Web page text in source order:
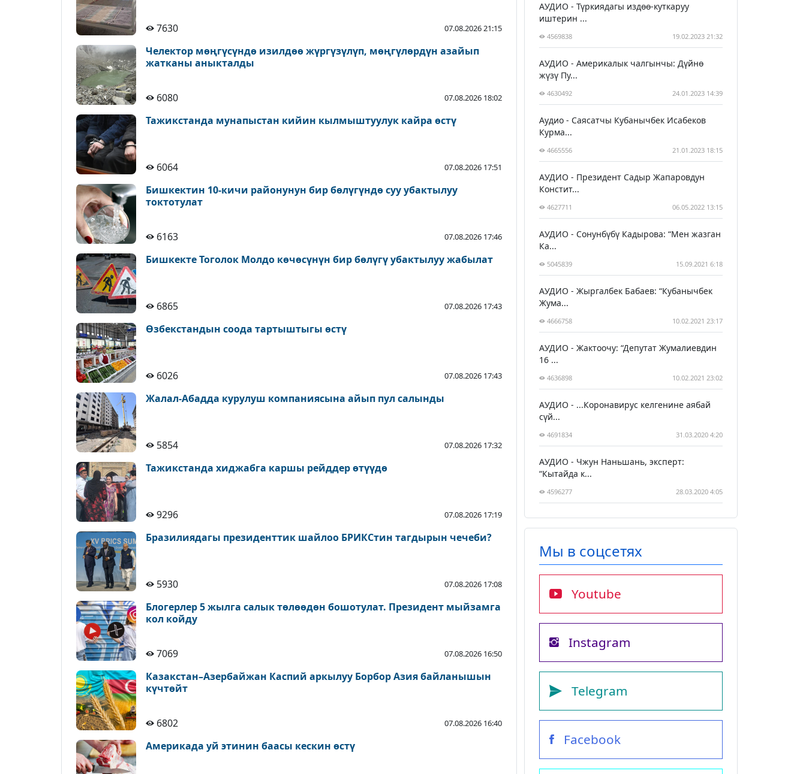
7630 07.08.2026 21:15
Челектор мөңгүсүндө изилдөө жүргүзүлүп, мөңгүлөрдүн азайып
жатканы аныкталды
6080 07.08.2026 18:02
Тажикстанда мунапыстан кийин кылмыштуулук кайра өстү
6064 07.08.2026 17:51
Бишкектин 10-кичи районунун бир бөлүгүндө суу убактылуу
токтотулат
6163 07.08.2026 17:46
Бишкекте Тоголок Молдо көчөсүнүн бир бөлүгү убактылуу жабылат
6865 07.08.2026 17:43
Өзбекстандын соода тартыштыгы өстү
6026 07.08.2026 17:43
Жалал-Абадда курулуш компаниясына айып пул салынды
5854 07.08.2026 17:32
Тажикстанда хиджабга каршы рейддер өтүүдө
9296 07.08.2026 17:19
Бразилиядагы президенттик шайлоо БРИКСтин тагдырын чечеби?
5930 07.08.2026 17:08
Блогерлер 5 жылга салык төлөөдөн бошотулат. Президент мыйзамга
кол койду
7069 07.08.2026 16:50
Казакстан–Азербайжан Каспий аркылуу Борбор Азия байланышын
күчтөйт
6802 07.08.2026 16:40
Америкада уй этинин баасы кескин өстү
АУДИО - Түркиядагы издөө-куткаруу
иштерин ...
4569838 19.02.2023 21:32
АУДИО - Америкалык чалгынчы: Дүйнө
жүзү Пу...
4630492 24.01.2023 14:39
Аудио - Саясатчы Кубанычбек Исабеков
Курма...
4665556 21.01.2023 18:15
АУДИО - Президент Садыр Жапаровдун
Констит...
4627711 06.05.2022 13:15
АУДИО - Сонунбүбү Кадырова: “Мен жазган
Ка...
5045839 15.09.2021 6:18
АУДИО - Жыргалбек Бабаев: “Кубанычбек
Жума...
4666758 10.02.2021 23:17
АУДИО - Жактоочу: “Депутат Жумалиевдин
16 ...
4636898 10.02.2021 23:02
АУДИО - ...Коронавирус келгенине аябай
сүй...
4691834 31.03.2020 4:20
АУДИО - Чжун Наньшань, эксперт:
“Кытайда к...
4596277 28.03.2020 4:05
Мы в соцсетях
Youtube
Instagram
Telegram
Facebook